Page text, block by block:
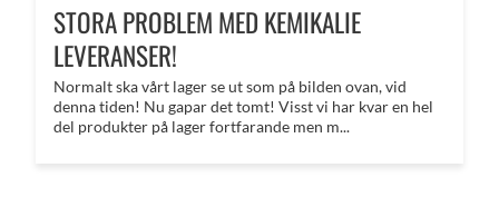
STORA PROBLEM MED KEMIKALIE
LEVERANSER!
Normalt ska vårt lager se ut som på bilden ovan, vid
denna tiden! Nu gapar det tomt! Visst vi har kvar en hel
del produkter på lager fortfarande men m...